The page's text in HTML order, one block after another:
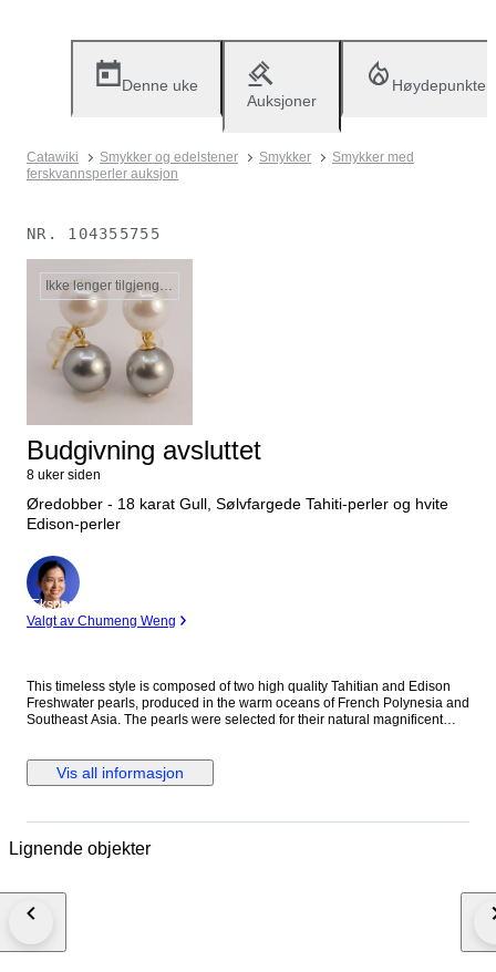
Denne uke
Auksjoner
Høydepunkter
Catawiki Smykker og edelstener Smykker
Smykker med
ferskvannsperler auksjon
NR. 104355755
Ikke lenger tilgjengelig
Budgivning avsluttet
8 uker siden
Øredobber - 18 karat Gull, Sølvfargede Tahiti-perler og hvite
Edison-perler
Ekspert
Valgt av Chumeng Weng
This timeless style is composed of two high quality Tahitian and Edison
Freshwater pearls, produced in the warm oceans of French Polynesia and
Southeast Asia. The pearls were selected for their natural magnificent
sits on the earlobe and the green Tahitian drops, also 8.5mm, dangle
below the earlobe. The drop length measures approximately 2cm from the
Yellow Gold, hallmarked on the earrings. Packaging: Earrings jewellery
Insured track and trace delivery.
Vis all informasjon
Lignende objekter